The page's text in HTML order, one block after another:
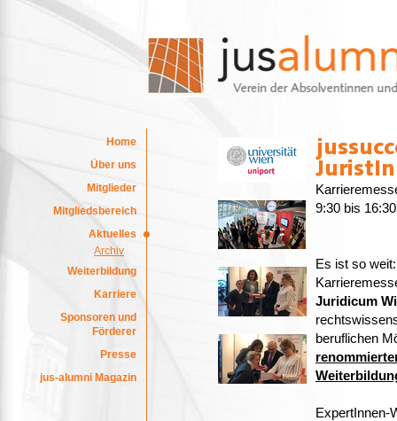
Home
Über uns
Mitglieder
Mitgliedsbereich
Aktuelles
Archiv
Weiterbildung
Karriere
Sponsoren und
Förderer
Presse
jus-alumni Magazin
9:30 bis
Es ist so
Juridicum
beruflichen
ExpertInnen-